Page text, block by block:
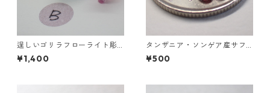
逞しいゴリラフローライト彫
刻 置物 3.5g前後 高さ15mm前
後
¥1,400
タンザニア・ソンゲア産サフ
ァイアペア ラウンドカボショ
ン 0.15ct前後 3mm前後
¥500